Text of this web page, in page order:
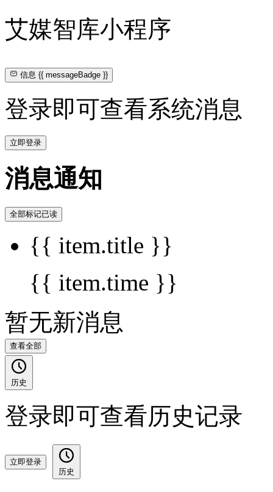
艾媒智库小程序
信息{{ messageBadge }}
登录即可查看系统消息
立即登录
消息通知
全部标记已读
{{ item.title }}
{{ item.time }}
暂无新消息
查看全部
历史
登录即可查看历史记录
立即登录
历史